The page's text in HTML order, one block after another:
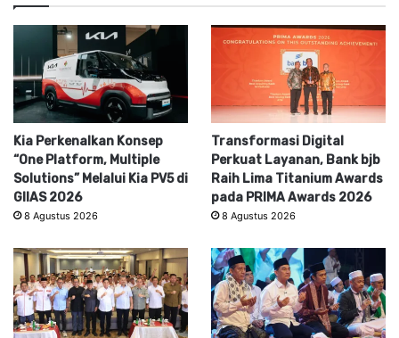
Kia Perkenalkan Konsep
“One Platform, Multiple
Solutions” Melalui Kia PV5 di
GIIAS 2026
8 Agustus 2026
Transformasi Digital
Perkuat Layanan, Bank bjb
Raih Lima Titanium Awards
pada PRIMA Awards 2026
8 Agustus 2026